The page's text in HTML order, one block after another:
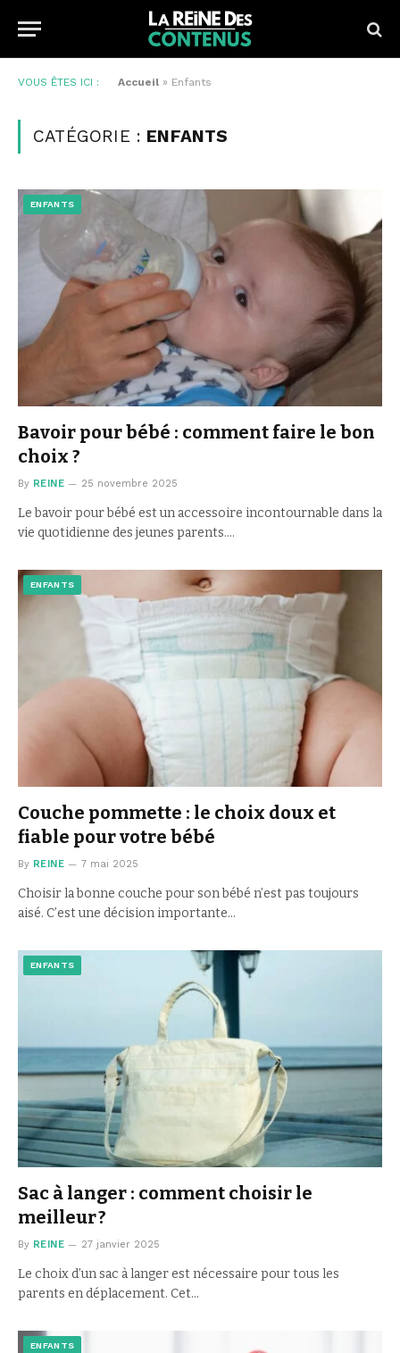
VOUS ÊTES ICI : Accueil » Enfants
CATÉGORIE : ENFANTS
ENFANTS
Bavoir pour bébé : comment faire le bon
choix ?
By REINE 25 novembre 2025
Le bavoir pour bébé est un accessoire incontournable dans la
vie quotidienne des jeunes parents.…
ENFANTS
Couche pommette : le choix doux et
fiable pour votre bébé
By REINE 7 mai 2025
Choisir la bonne couche pour son bébé n’est pas toujours
aisé. C’est une décision importante…
ENFANTS
Sac à langer : comment choisir le
meilleur ?
By REINE 27 janvier 2025
Le choix d’un sac à langer est nécessaire pour tous les
parents en déplacement. Cet…
ENFANTS